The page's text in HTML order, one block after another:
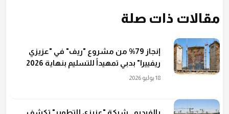
مقالات ذات صلة
إنجاز 79% من مشروع "ريف" في "عزيزي
ريفييرا" بدبي تمهيداً للتسليم بنهاية 2026
18 يوليو 2026